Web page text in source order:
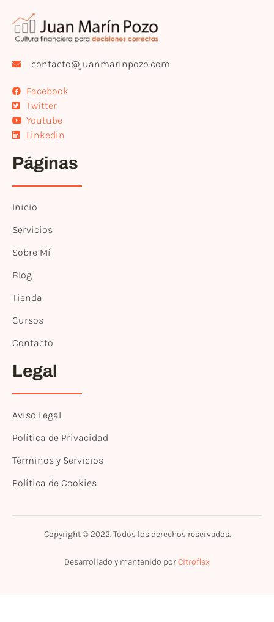
contacto@juanmarinpozo.com
Facebook
Twitter
Youtube
Linkedin
Páginas
Inicio
Servicios
Sobre Mí
Blog
Tienda
Cursos
Contacto
Legal
Aviso Legal
Política de Privacidad
Términos y Servicios
Política de Cookies
Copyright © 2022. Todos los derechos reservados.
Desarrollado y mantenido porCitroflex